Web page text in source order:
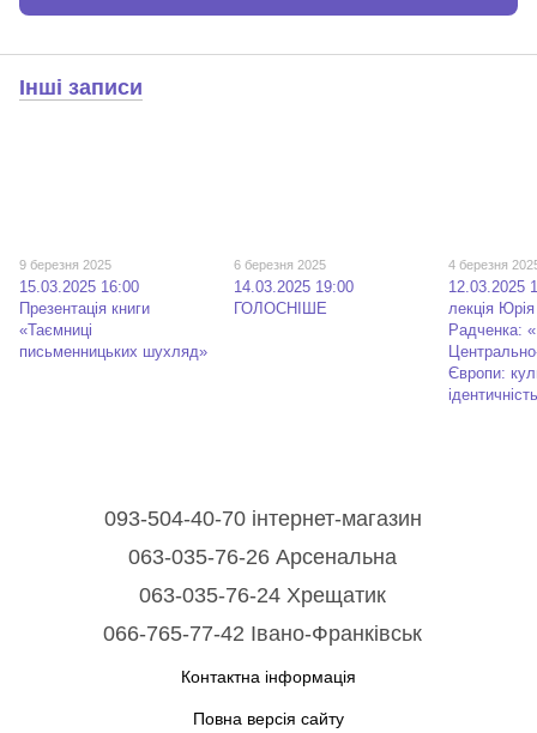
Інші записи
9 березня 2025
15.03.2025 16:00
Презентація книги
«Таємниці
письменницьких шухляд»
6 березня 2025
14.03.2025 19:00
ГОЛОСНІШЕ
4 березня
12.03.2025
лекція
Радченка:
Європи:
093-504-40-70 інтернет-магазин
063-035-76-26 Арсенальна
063-035-76-24 Хрещатик
066-765-77-42 Івано-Франківськ
Контактна інформація
Повна версія сайту